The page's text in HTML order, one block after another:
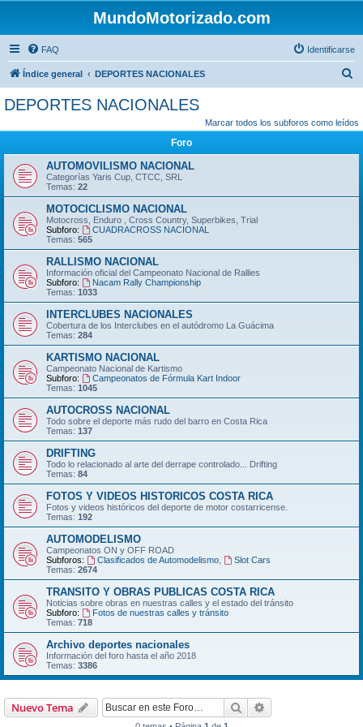
MundoMotorizado.com
FAQ Identificarse
Índice general DEPORTES NACIONALES
c
DEPORTES NACIONALES
Marcar todos los subforos como leídos
Foro
AUTOMOVILISMO NACIONAL
Categorías Yaris Cup, CTCC, SRL
Temas: 22
MOTOCICLISMO NACIONAL
Motocross, Enduro , Cross Country, Superbikes, Trial
Subforo:
CUADRACROSS NACIONAL
Temas: 565
RALLISMO NACIONAL
Información oficial del Campeonato Nacional de Rallies
Subforo:
Nacam Rally Championship
Temas: 1033
INTERCLUBES NACIONALES
Cobertura de los Interclubes en el autódromo La Guácima
Temas: 284
KARTISMO NACIONAL
Campeonato Nacional de Kartismo
Subforo:
Campeonatos de Fórmula Kart Indoor
Temas: 1045
AUTOCROSS NACIONAL
Todo sobre el deporte más rudo del barro en Costa Rica
Temas: 137
DRIFTING
Todo lo relacionado al arte del derrape controlado... Drifting
Temas: 84
FOTOS Y VIDEOS HISTORICOS COSTA RICA
Fotos y videos históricos del deporte de motor costarricense.
Temas: 192
AUTOMODELISMO
Campeonatos ON y OFF ROAD
Subforos:
Clasificados de Automodelismo,
Slot Cars
Temas: 2674
TRANSITO Y OBRAS PUBLICAS COSTA RICA
Noticias sobre obras en nuestras calles y el estado del tránsito
Subforo:
Fotos de nuestras calles y tránsito
Temas: 718
Archivo deportes nacionales
Información del foro hasta el año 2018
Temas: 3386
Nuevo Tema Buscar